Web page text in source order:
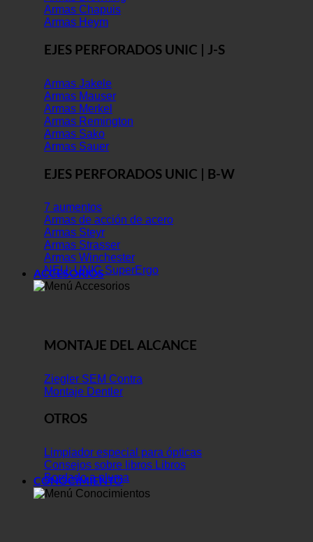
Armas Chapuis
Armas Heym
EJES PERFORADOS UNIC | J-S
Armas Jakele
Armas Mauser
Armas Merkel
Armas Remington
Armas Sako
Armas Sauer
EJES PERFORADOS UNIC | B-W
7 aumentos
Armas de acción de acero
Armas Steyr
Armas Strasser
Armas Winchester
NEU: UNIC SuperErgo
ACCESORIOS
MONTAJE DEL ALCANCE
Ziegler SEM Contra
Montaje Dentler
OTROS
Limpiador especial para ópticas
Consejos sobre libros Libros
Bordado a pluma
CONOCIMIENTO